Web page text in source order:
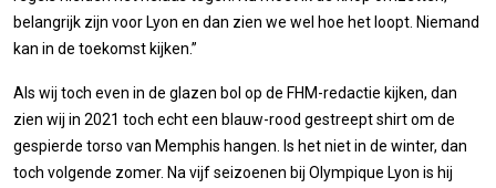
belangrijk zijn voor Lyon en dan zien we wel hoe het loopt. Niemand
kan in de toekomst kijken.”
Als wij toch even in de glazen bol op de FHM-redactie kijken, dan
zien wij in 2021 toch echt een blauw-rood gestreept shirt om de
gespierde torso van Memphis hangen. Is het niet in de winter, dan
toch volgende zomer. Na vijf seizoenen bij Olympique Lyon is hij